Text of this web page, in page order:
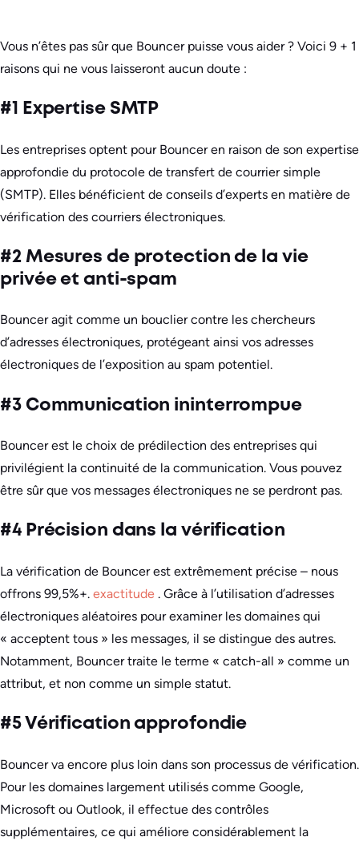
Vous n’êtes pas sûr que Bouncer puisse vous aider ? Voici 9 + 1
raisons qui ne vous laisseront aucun doute :
#1 Expertise SMTP
Les entreprises optent pour Bouncer en raison de son expertise
approfondie du protocole de transfert de courrier simple
(SMTP). Elles bénéficient de conseils d’experts en matière de
vérification des courriers électroniques.
#2 Mesures de protection de la vie
privée et anti-spam
Bouncer agit comme un bouclier contre les chercheurs
d’adresses électroniques, protégeant ainsi vos adresses
électroniques de l’exposition au spam potentiel.
#3 Communication ininterrompue
Bouncer est le choix de prédilection des entreprises qui
privilégient la continuité de la communication. Vous pouvez
être sûr que vos messages électroniques ne se perdront pas.
#4 Précision dans la vérification
La vérification de Bouncer est extrêmement précise – nous
offrons 99,5%+. exactitude . Grâce à l’utilisation d’adresses
électroniques aléatoires pour examiner les domaines qui
« acceptent tous » les messages, il se distingue des autres.
Notamment, Bouncer traite le terme « catch-all » comme un
attribut, et non comme un simple statut.
#5 Vérification approfondie
Bouncer va encore plus loin dans son processus de vérification.
Pour les domaines largement utilisés comme Google,
Microsoft ou Outlook, il effectue des contrôles
supplémentaires, ce qui améliore considérablement la